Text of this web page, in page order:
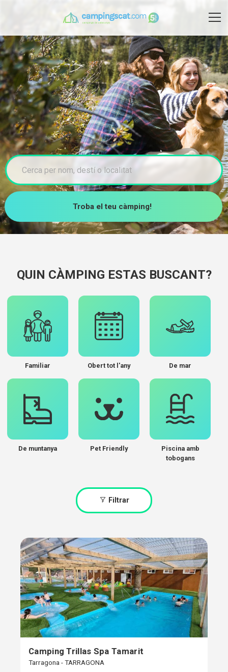
Troba el teu càmping!
QUIN CÀMPING ESTAS BUSCANT?
Familiar Obert tot l'any De mar
De muntanya Pet Friendly
Piscina amb
tobogans
Filtrar
Camping Trillas Spa Tamarit
Tarragona - TARRAGONA